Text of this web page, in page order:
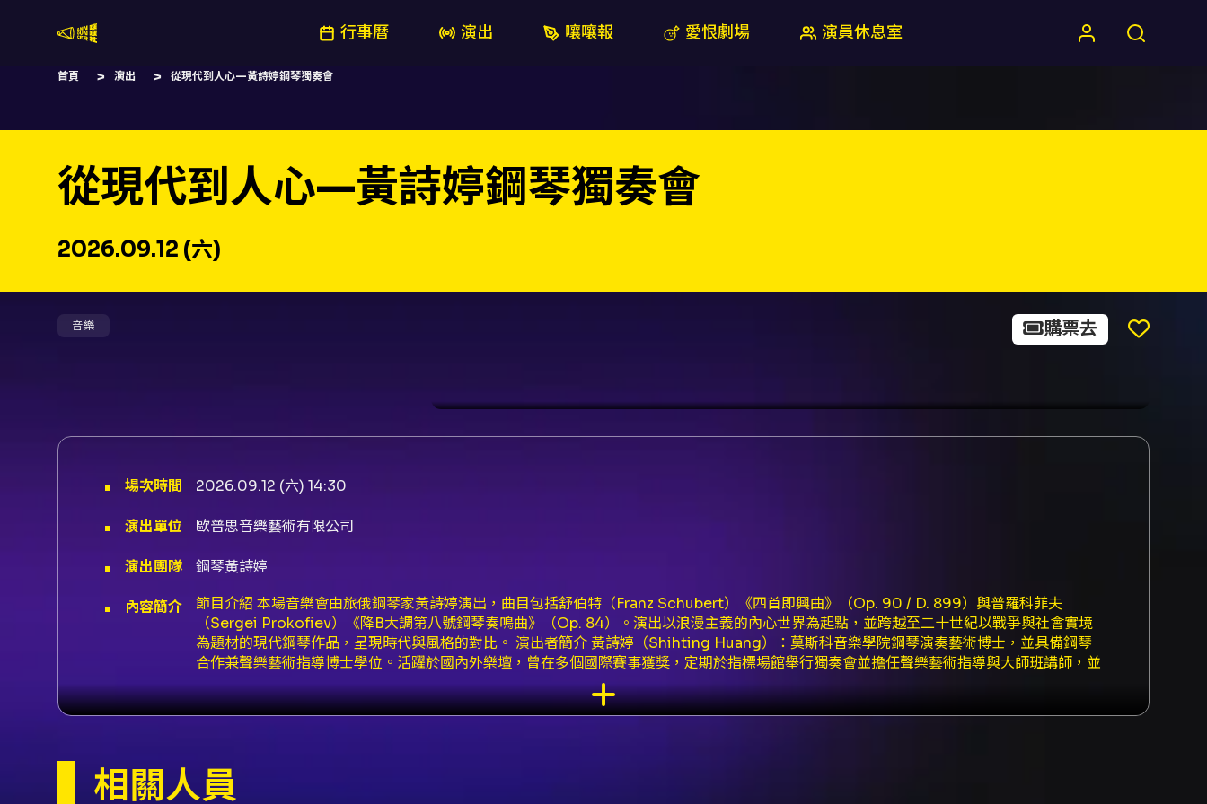
行事曆 演出 嚷嚷報 愛恨劇場 演員休息室
首頁 演出 從現代到人心—黃詩婷鋼琴獨奏會
從現代到人心—黃詩婷鋼琴獨奏會
2026.09.12 (六)
音樂 購票去
場次時間 2026.09.12 (六) 14:30
演出單位 歐普思音樂藝術有限公司
演出團隊 鋼琴黃詩婷
內容簡介
節目介紹 本場音樂會由旅俄鋼琴家黃詩婷演出，曲目包括舒伯特（Franz Schubert）《四首即興曲》（Op. 90 / D. 899）與普羅科菲夫
（Sergei Prokofiev）《降B大調第八號鋼琴奏鳴曲》（Op. 84）。演出以浪漫主義的內心世界為起點，並跨越至二十世紀以戰爭與社會實境
為題材的現代鋼琴作品，呈現時代與風格的對比。 演出者簡介 黃詩婷（Shihting Huang）：莫斯科音樂學院鋼琴演奏藝術博士，並具備鋼琴
合作兼聲樂藝術指導博士學位。活躍於國內外樂壇，曾在多個國際賽事獲獎，定期於指標場館舉行獨奏會並擔任聲樂藝術指導與大師班講師，並
任教於清華大學音樂系。 票價與購票資訊 票價：NT$400 / NT$600 / NT$800 / NT$1200。 購票方式：網路/手機APP（限信用卡）、7-11
ibon 與全家 FamiPort（限現金）。7-11 ibon、全家 FamiPort 單筆訂購上限與付款/取票流程依各超商規定。超商購票每筆訂單另須支付系統
服務費 NT$30。 取票方式 手機電子票：下載並登入「TixFun售票」手機APP，於「我的票券」確認電子票並分票。超商取票：於 ibon 或
注意事項
注意事項 - 現場同步進行錄影。 - 建議觀眾年齡：7歲以上（非兒童節目）。 - 折扣與優惠： - 7/8-7/12 早鳥優惠 85 折（即 15% 折扣）。 -
相關人員